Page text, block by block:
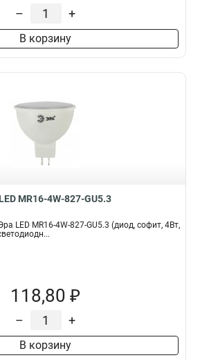
– +
В корзину
MR16-4W-827-GU5.3
LED MR16-4W-827-GU5.3 (диод, софит, 4Вт,
118,80 ₽
– +
В корзину